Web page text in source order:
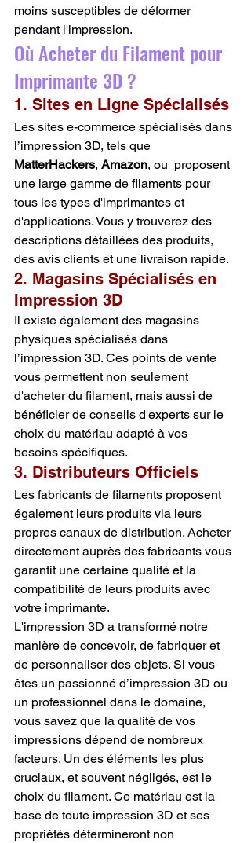
moins susceptibles de déformer
pendant l'impression.
Où Acheter du Filament pour
Imprimante 3D ?
1. Sites en Ligne Spécialisés
Les sites e-commerce spécialisés dans
l’impression 3D, tels que
MatterHackers, Amazon, ou  proposent
une large gamme de filaments pour
tous les types d'imprimantes et
d'applications. Vous y trouverez des
descriptions détaillées des produits,
des avis clients et une livraison rapide.
2. Magasins Spécialisés en
Impression 3D
Il existe également des magasins
physiques spécialisés dans
l’impression 3D. Ces points de vente
vous permettent non seulement
d'acheter du filament, mais aussi de
bénéficier de conseils d'experts sur le
choix du matériau adapté à vos
besoins spécifiques.
3. Distributeurs Officiels
Les fabricants de filaments proposent
également leurs produits via leurs
propres canaux de distribution. Acheter
directement auprès des fabricants vous
garantit une certaine qualité et la
compatibilité de leurs produits avec
votre imprimante.
L'impression 3D a transformé notre
manière de concevoir, de fabriquer et
de personnaliser des objets. Si vous
êtes un passionné d’impression 3D ou
un professionnel dans le domaine,
vous savez que la qualité de vos
impressions dépend de nombreux
facteurs. Un des éléments les plus
cruciaux, et souvent négligés, est le
choix du filament. Ce matériau est la
base de toute impression 3D et ses
propriétés détermineront non